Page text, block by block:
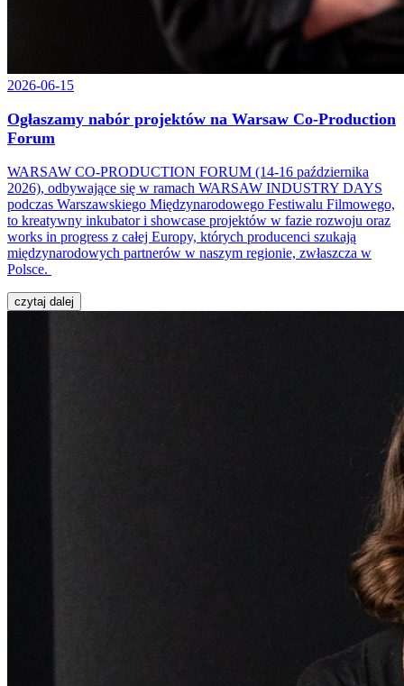
2026-06-15
Ogłaszamy nabór projektów na Warsaw Co-Production
Forum
WARSAW CO-PRODUCTION FORUM (14-16 października
2026), odbywające się w ramach WARSAW INDUSTRY DAYS
podczas Warszawskiego Międzynarodowego Festiwalu Filmowego,
to kreatywny inkubator i showcase projektów w fazie rozwoju oraz
works in progress z całej Europy, których producenci szukają
międzynarodowych partnerów w naszym regionie, zwłaszcza w
Polsce.
czytaj dalej